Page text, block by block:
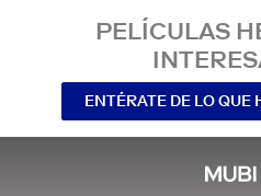
PELÍCULAS
ENTÉRATE DE LO QUE